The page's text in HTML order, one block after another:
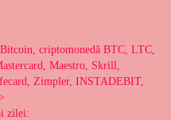
criptomonedă BTC, LTC,
Maestro, Skrill,
Zimpler, INSTADEBIT,
zilei: